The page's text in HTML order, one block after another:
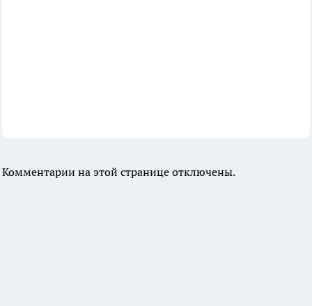
Комментарии на этой странице отключены.